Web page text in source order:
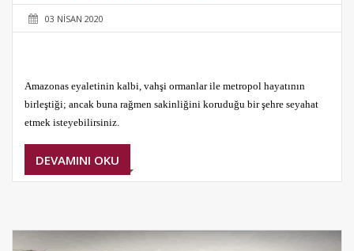
03 NISAN 2020
Amazonas eyaletinin kalbi, vahşi ormanlar ile metropol hayatının
birleştiği; ancak buna rağmen sakinliğini koruduğu bir şehre seyahat
etmek isteyebilirsiniz.
DEVAMINI OKU